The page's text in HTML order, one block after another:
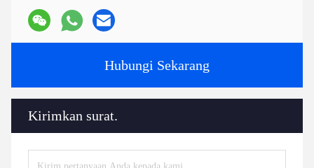
Hubungi Sekarang
Kirimkan surat.